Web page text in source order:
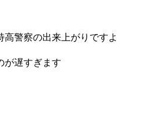
警察の出来上がりですよ
が遅すぎます